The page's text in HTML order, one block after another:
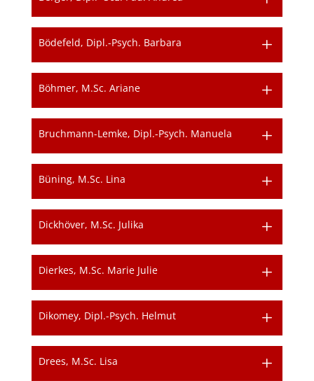
Bödefeld, Dipl.-Psych. Barbara
Böhmer, M.Sc. Ariane
Bruchmann-Lemke, Dipl.-Psych. Manuela
Büning, M.Sc. Lina
Dickhöver, M.Sc. Julika
Dierkes, M.Sc. Marie Julie
Dikomey, Dipl.-Psych. Helmut
Drees, M.Sc. Lisa